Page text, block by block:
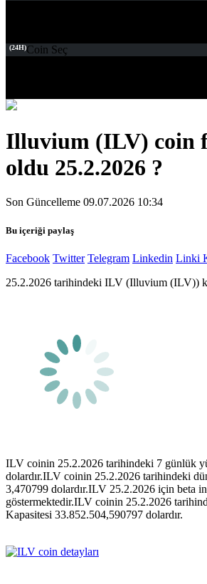
(24H)Coin Seç
Illuvium (ILV) coin
oldu 25.2.2026 ?
Son Güncelleme 09.07.2026 10:34
Bu içeriği paylaş
Facebook Twitter Telegram Linkedin Linki
25.2.2026 tarihindeki ILV (Illuvium (ILV))
ILV coinin 25.2.2026 tarihindeki 7 günlük
dolardır.ILV coinin 25.2.2026 tarihindeki
3,470799 dolardır.ILV 25.2.2026 için beta
göstermektedir.ILV coinin 25.2.2026
Kapasitesi 33.852.504,590797 dolardır.